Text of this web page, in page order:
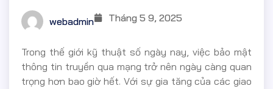
webadmin Tháng 5 9, 2025
Trong thế giới kỹ thuật số ngày nay, việc bảo mật
thông tin truyền qua mạng trở nên ngày càng quan
trọng hơn bao giờ hết. Với sự gia tăng của các giao